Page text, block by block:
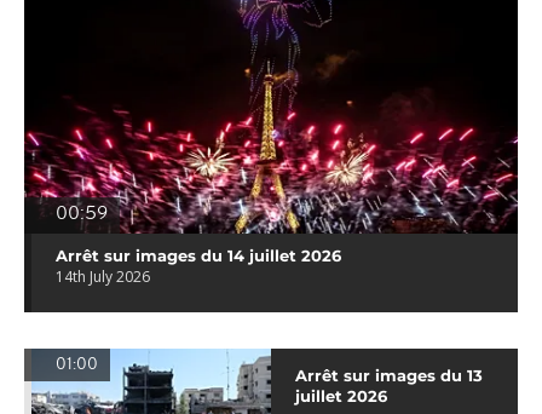
00:59
Arrêt sur images du 14 juillet 2026
14th July 2026
01:00
Arrêt sur images du 13
juillet 2026